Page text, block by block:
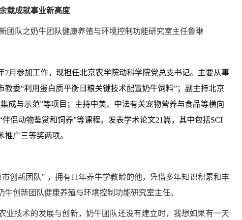
载成就事业新高度
团队之奶牛团队健康养殖与环境控制功能研究室主任鲁琳
7月参加工作，现担任北京农学院动科学院党总支书记。主要从事
委“利用蛋白质平衡日粮关键技术配置奶牛饲料”；副主持北京
成与示范”等项目；主持中美、中法有关宠物营养与食品等横向
侣动物鉴赏和饲养”等课程。发表学术论文21篇，其中包括SCI
广三等奖两项。
创新团队” ，拥有11年养牛学教龄的他，凭借多年知识积累和丰
创新团队健康养殖与环境控制功能研究室主任。
业技术的发展与创新，奶牛团队还没有建立时，我想如果有一天